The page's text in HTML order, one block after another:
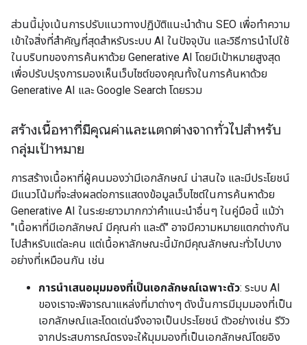
ส่วนนี้มุ่งเน้นการปรับแนวทางปฏิบัติแนะนำด้าน SEO เพื่อทำความ
เข้าใจสิ่งที่สำคัญที่สุดสำหรับระบบ AI ในปัจจุบัน และวิธีการนำไปใช้
ในบริบทของการค้นหาด้วย Generative AI โดยมีเป้าหมายสูงสุด
เพื่อปรับปรุงการมองเห็นเว็บไซต์ของคุณทั้งในการค้นหาด้วย
Generative AI และ Google Search โดยรวม
สร้างเนื้อหาที่มีคุณค่าและแตกต่างจากทั่วไปสำหรับ
กลุ่มเป้าหมาย
การสร้างเนื้อหาที่ผู้คนมองว่ามีเอกลักษณ์ น่าสนใจ และมีประโยชน์
มีแนวโน้มที่จะส่งผลต่อการแสดงข้อมูลเว็บไซต์ในการค้นหาด้วย
Generative AI ในระยะยาวมากกว่าคำแนะนำอื่นๆ ในคู่มือนี้ แม้ว่า
"เนื้อหาที่มีเอกลักษณ์ มีคุณค่า และดี" อาจมีความหมายแตกต่างกัน
ไปสำหรับแต่ละคน แต่เนื้อหาลักษณะนี้มักมีคุณลักษณะทั่วไปบาง
อย่างที่เหมือนกัน เช่น
การนำเสนอมุมมองที่เป็นเอกลักษณ์เฉพาะตัว: ระบบ AI
ของเราจะพิจารณาแหล่งที่มาต่างๆ ดังนั้นการมีมุมมองที่เป็น
เอกลักษณ์และโดดเด่นจึงอาจเป็นประโยชน์ ตัวอย่างเช่น รีวิว
จากประสบการณ์ตรงจะให้มุมมองที่เป็นเอกลักษณ์โดยอิง